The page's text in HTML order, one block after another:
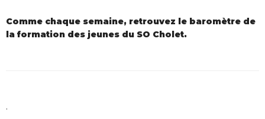
Comme chaque semaine, retrouvez le baromètre de
la formation des jeunes du SO Cholet.
.